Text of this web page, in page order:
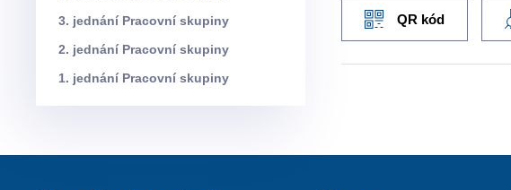
3. jednání Pracovní skupiny
2. jednání Pracovní skupiny
1. jednání Pracovní skupiny
QR kód